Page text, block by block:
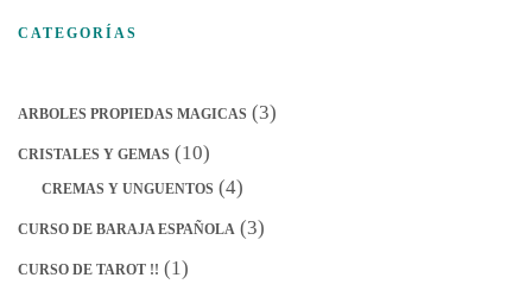
CATEGORÍAS
ARBOLES PROPIEDAS MAGICAS (3)
CRISTALES Y GEMAS (10)
CREMAS Y UNGUENTOS (4)
CURSO DE BARAJA ESPAÑOLA (3)
CURSO DE TAROT !! (1)